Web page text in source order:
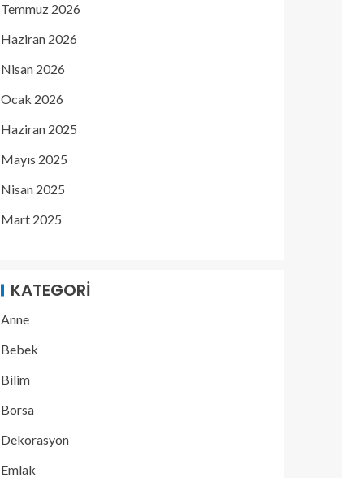
Temmuz 2026
Haziran 2026
Nisan 2026
Ocak 2026
Haziran 2025
Mayıs 2025
Nisan 2025
Mart 2025
KATEGORI
Anne
Bebek
Bilim
Borsa
Dekorasyon
Emlak